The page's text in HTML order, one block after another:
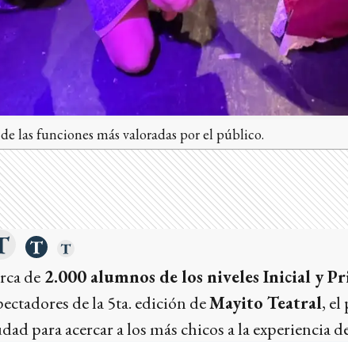
las funciones más valoradas por el público.
de 2.000 alumnos de los niveles Inicial y
de la 5ta. edición deMayito Teatral, el
para acercar a los más chicos a la experiencia